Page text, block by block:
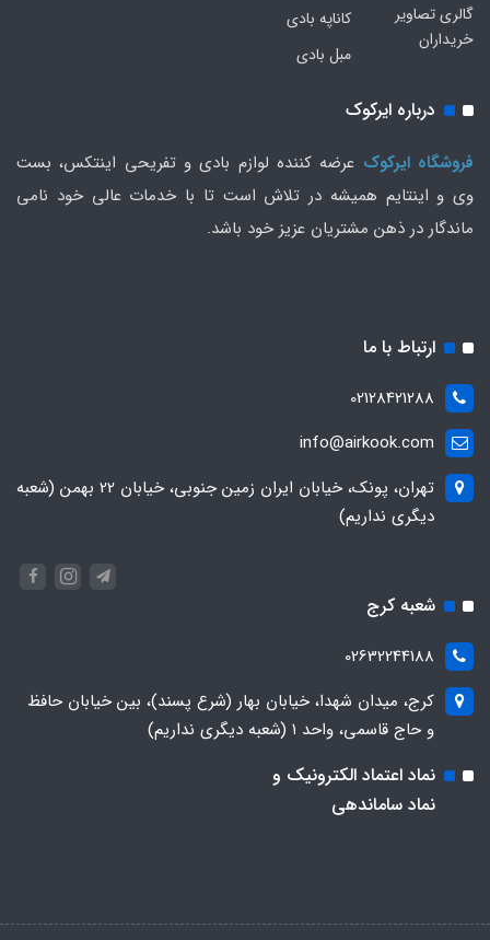
گالری تصاویر
خریداران
کاناپه بادی
مبل بادی
درباره ایرکوک
فروشگاه ایرکوک عرضه کننده لوازم بادی و تفریحی اینتکس، بست
وی و اینتایم همیشه در تلاش است تا با خدمات عالی خود نامی
ماندگار در ذهن مشتریان عزیز خود باشد.
ارتباط با ما
02128421288
info@airkook.com
تهران، پونک، خیابان ایران زمین جنوبی، خیابان 22 بهمن (شعبه
دیگری نداریم)
شعبه کرج
02632244188
کرج، میدان شهدا، خیابان بهار (شرع پسند)، بین خیابان حافظ
و حاج قاسمی، واحد ۱ (شعبه دیگری نداریم)
نماد اعتماد الکترونیک و
نماد ساماندهی